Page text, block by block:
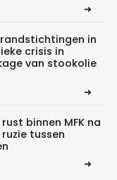
in
crisis in
van stookolie
binnen MFK na
tussen